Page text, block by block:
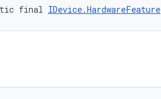
final IDevice.HardwareFeature